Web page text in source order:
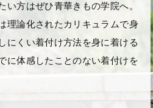
い方はぜひ青華きもの学院へ。
理論化されたカリキュラムで身
にくい着付け方法を身に着ける
に体感したことのない着付けを